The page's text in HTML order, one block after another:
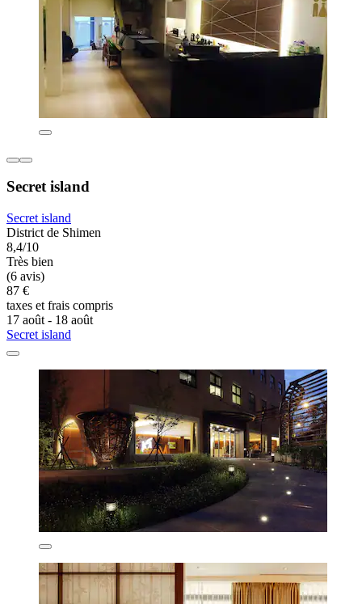
Secret island
Secret island
District de Shimen
8,4/10
Très bien
(6 avis)
87 €
taxes et frais compris
17 août - 18 août
Secret island